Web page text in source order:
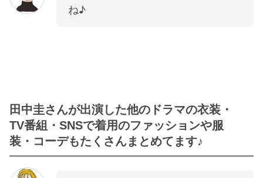
ね♪
田中圭さんが出演した他のドラマの衣装・
TV番組・SNSで着用のファッションや服
装・コーデもたくさんまとめてます♪